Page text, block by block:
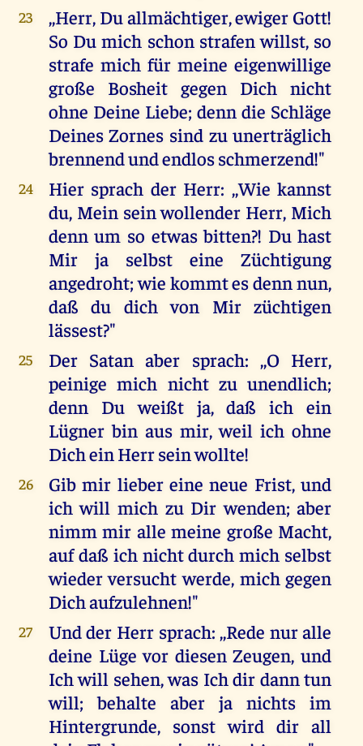
23
,,Herr, Du allmächtiger, ewiger Gott!
So Du mich schon strafen willst, so
strafe mich für meine eigenwillige
große Bosheit gegen Dich nicht
ohne Deine Liebe; denn die Schläge
Deines Zornes sind zu unerträglich
brennend und endlos schmerzend!"
24
Hier sprach der Herr: ,,Wie kannst
du, Mein sein wollender Herr, Mich
denn um so etwas bitten?! Du hast
Mir ja selbst eine Züchtigung
angedroht; wie kommt es denn nun,
daß du dich von Mir züchtigen
lässest?"
25
Der Satan aber sprach: ,,O Herr,
peinige mich nicht zu unendlich;
denn Du weißt ja, daß ich ein
Lügner bin aus mir, weil ich ohne
Dich ein Herr sein wollte!
26
Gib mir lieber eine neue Frist, und
ich will mich zu Dir wenden; aber
nimm mir alle meine große Macht,
auf daß ich nicht durch mich selbst
wieder versucht werde, mich gegen
Dich aufzulehnen!"
27
Und der Herr sprach: ,,Rede nur alle
deine Lüge vor diesen Zeugen, und
Ich will sehen, was Ich dir dann tun
will; behalte aber ja nichts im
Hintergrunde, sonst wird dir all